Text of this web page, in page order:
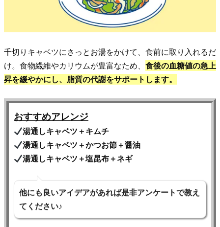
千切りキャベツにさっとお湯をかけて、食前に取り入れるだ
け。食物繊維やカリウムが豊富なため、 食後の血糖値の急上
昇を緩やかにし、脂質の代謝をサポートします。
おすすめアレンジ
湯通しキャベツ＋キムチ
湯通しキャベツ＋かつお節＋醤油
湯通しキャベツ＋塩昆布＋ネギ
他にも良いアイデアがあれば是非アンケートで教え
てください♪